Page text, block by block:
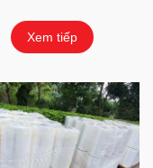
công trong việc xây
những giá ...
Xem tiếp